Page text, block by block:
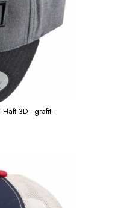
Haft 3D - grafit -